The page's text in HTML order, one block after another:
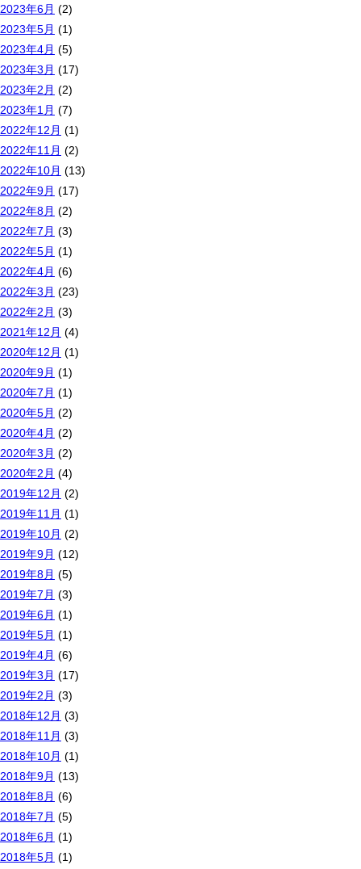
2023年6月 (2)
2023年5月 (1)
2023年4月 (5)
2023年3月 (17)
2023年2月 (2)
2023年1月 (7)
2022年12月 (1)
2022年11月 (2)
2022年10月 (13)
2022年9月 (17)
2022年8月 (2)
2022年7月 (3)
2022年5月 (1)
2022年4月 (6)
2022年3月 (23)
2022年2月 (3)
2021年12月 (4)
2020年12月 (1)
2020年9月 (1)
2020年7月 (1)
2020年5月 (2)
2020年4月 (2)
2020年3月 (2)
2020年2月 (4)
2019年12月 (2)
2019年11月 (1)
2019年10月 (2)
2019年9月 (12)
2019年8月 (5)
2019年7月 (3)
2019年6月 (1)
2019年5月 (1)
2019年4月 (6)
2019年3月 (17)
2019年2月 (3)
2018年12月 (3)
2018年11月 (3)
2018年10月 (1)
2018年9月 (13)
2018年8月 (6)
2018年7月 (5)
2018年6月 (1)
2018年5月 (1)